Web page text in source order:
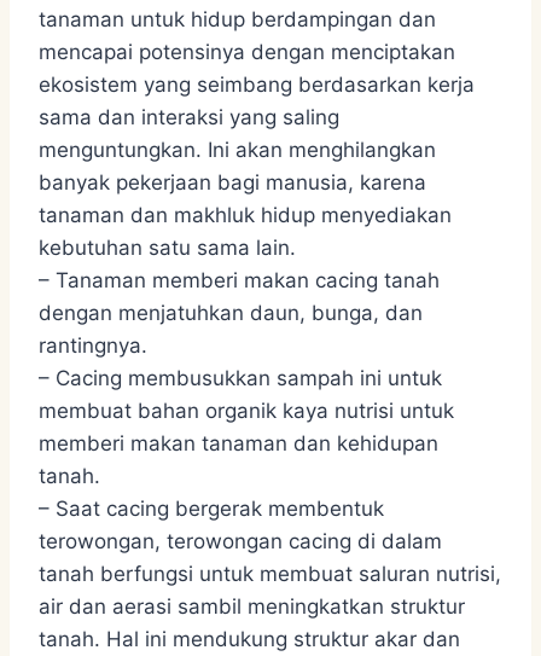
tanaman untuk hidup berdampingan dan
mencapai potensinya dengan menciptakan
ekosistem yang seimbang berdasarkan kerja
sama dan interaksi yang saling
menguntungkan. Ini akan menghilangkan
banyak pekerjaan bagi manusia, karena
tanaman dan makhluk hidup menyediakan
kebutuhan satu sama lain.
– Tanaman memberi makan cacing tanah
dengan menjatuhkan daun, bunga, dan
rantingnya.
– Cacing membusukkan sampah ini untuk
membuat bahan organik kaya nutrisi untuk
memberi makan tanaman dan kehidupan
tanah.
– Saat cacing bergerak membentuk
terowongan, terowongan cacing di dalam
tanah berfungsi untuk membuat saluran nutrisi,
air dan aerasi sambil meningkatkan struktur
tanah. Hal ini mendukung struktur akar dan